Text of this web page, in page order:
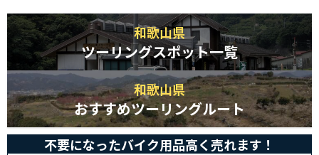
和歌山県
ツーリングスポット一覧
和歌山県
おすすめツーリングルート
不要になったバイク用品高く売れます！